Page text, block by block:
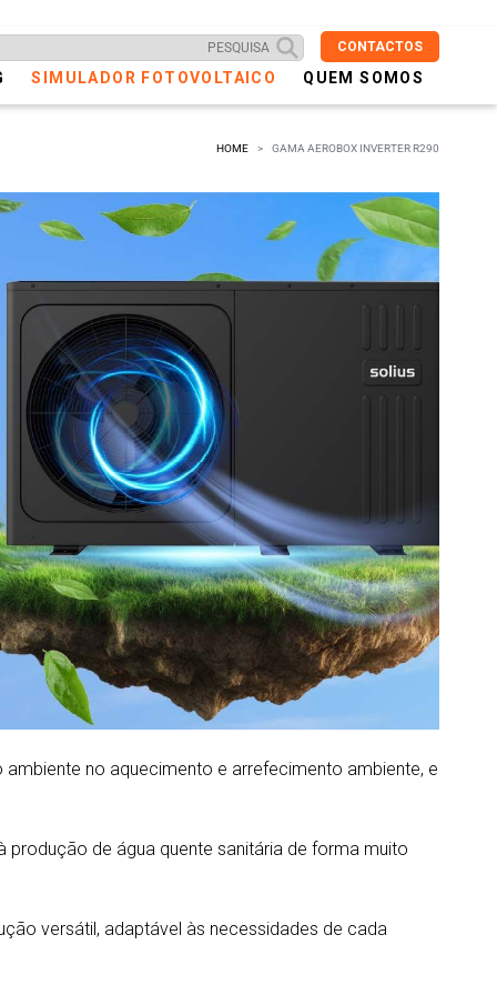
CONTACTOS
SIMULADOR FOTOVOLTAICO QUEM SOMOS
HOME GAMA AEROBOX INVERTER R290
no aquecimento e arrefecimento ambiente, e
produção de água quente sanitária de forma muito
versátil, adaptável às necessidades de cada